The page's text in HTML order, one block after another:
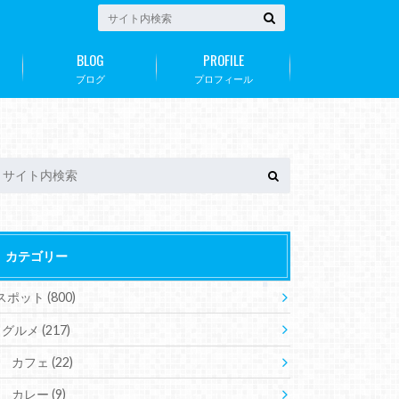
ブログ
BLOG
プロフィール
PROFILE
カテゴリー
ポット(800)
グルメ (217)
カフェ(22)
カレー(9)